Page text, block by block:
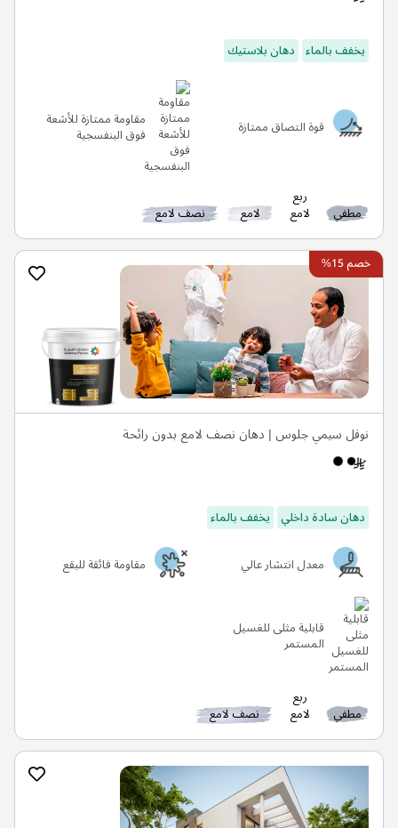
يخفف بالماء دهان بلاستيك
قوة التصاق ممتازة مقاومة ممتازة للأشعة
فوق البنفسجية
مطفي
ربع
لامع لامع نصف لامع
خصم 15%
نوفل سيمي جلوس | دهان نصف لامع بدون رائحة
دهان سادة داخلي يخفف بالماء
معدل انتشار عالي
مقاومة فائقة للبقع
قابلية مثلى للغسيل
المستمر
مطفي
ربع
لامع نصف لامع